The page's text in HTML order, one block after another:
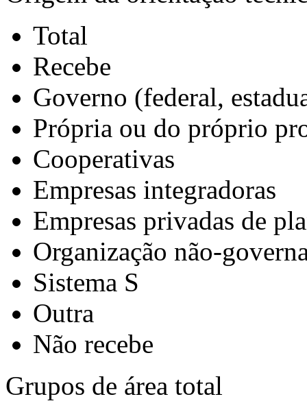
Total
Recebe
Governo (federal,
Própria ou do próprio
Cooperativas
Empresas integradoras
Empresas privadas de
Organização não-
Sistema S
Outra
Não recebe
Grupos de área total